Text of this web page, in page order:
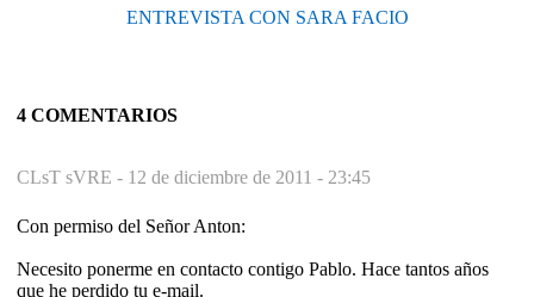
ENTREVISTA CON SARA FACIO
4 COMENTARIOS
CLsT sVRE - 12 de diciembre de 2011 - 23:45
Con permiso del Señor Anton:
Necesito ponerme en contacto contigo Pablo. Hace tantos años
que he perdido tu e-mail.